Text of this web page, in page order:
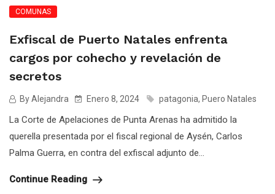
COMUNAS
Exfiscal de Puerto Natales enfrenta
cargos por cohecho y revelación de
secretos
By Alejandra Enero 8, 2024 patagonia, Puero Natales
La Corte de Apelaciones de Punta Arenas ha admitido la
querella presentada por el fiscal regional de Aysén, Carlos
Palma Guerra, en contra del exfiscal adjunto de...
Continue Reading